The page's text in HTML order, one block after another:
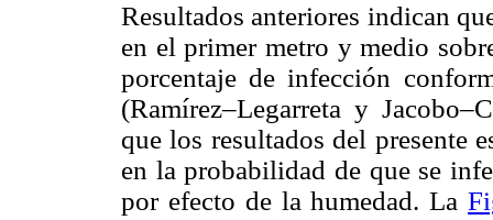
Resultados anteriores indican
en el primer metro y medio
porcentaje de infección
(Ramírez–Legarreta y
que los resultados del presente
en la probabilidad de que se
por efecto de la humedad. La